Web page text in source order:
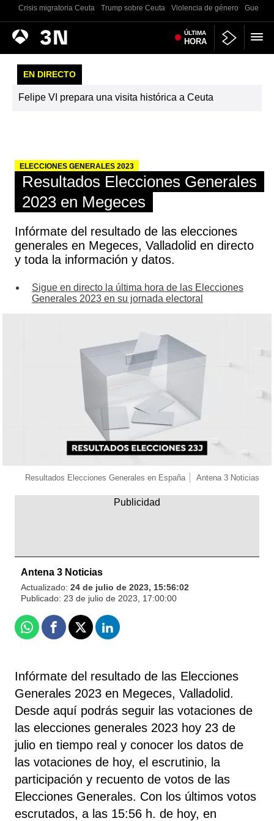
Crisis migratoria Ceuta Trump sobre Ceuta Violencia de género Guerra
Antena
3
Noticias ÚLTIMA
HORA
EN DIRECTO
Felipe VI prepara una visita histórica a Ceuta
ELECCIONES GENERALES 2023
Resultados Elecciones Generales
2023 en Megeces
Infórmate del resultado de las elecciones
generales en Megeces, Valladolid en directo
y toda la información y datos.
Sigue en directo la última hora de las Elecciones
Generales 2023 en su jornada electoral
Resultados Elecciones Generales en España Antena 3 Noticias
Antena 3 Noticias
Actualizado: 24 de julio de 2023, 15:56:02
Publicado: 23 de julio de 2023, 17:00:00
WhatsappFacebook
X Linkedin
Infórmate del resultado de las Elecciones
Generales 2023 en Megeces, Valladolid.
Desde aquí podrás seguir las votaciones de
las elecciones generales 2023 hoy 23 de
julio en tiempo real y conocer los datos de
las votaciones de hoy, el escrutinio, la
participación y recuento de votos de las
Elecciones Generales. Con los últimos votos
escrutados, a las 15:56 h. de hoy, en